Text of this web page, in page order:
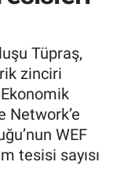
Tüpraş,
zinciri
Network’e
WEF
tesisi sayısı